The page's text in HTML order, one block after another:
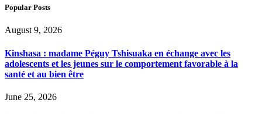
Popular Posts
August 9, 2026
Kinshasa : madame Péguy Tshisuaka en échange avec les
adolescents et les jeunes sur le comportement favorable à la
santé et au bien être
June 25, 2026